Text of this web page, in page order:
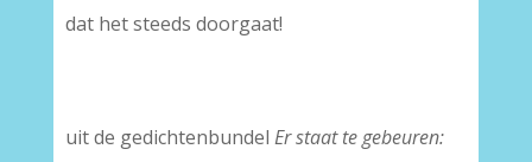
dat het steeds doorgaat!
uit de gedichtenbundel Er staat te gebeuren: